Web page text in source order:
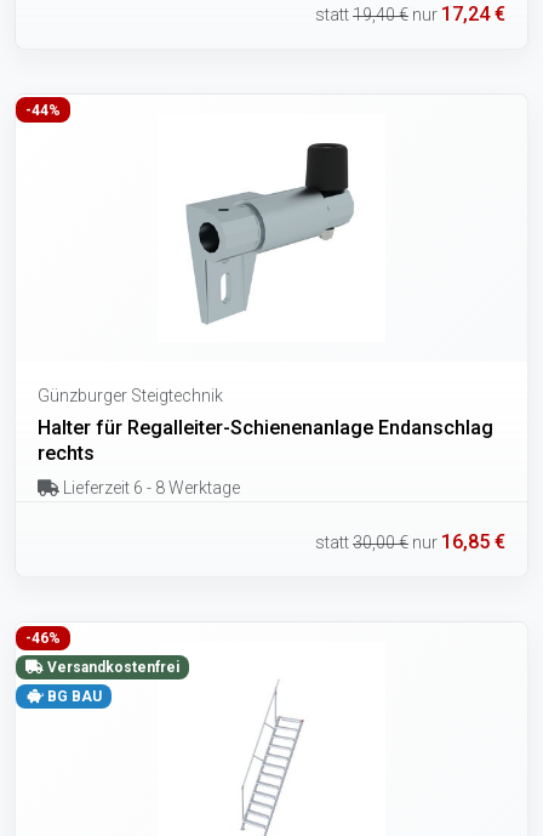
statt19,40 € nur 17,24 €
-44%
Günzburger Steigtechnik
Halter für Regalleiter-Schienenanlage Endanschlag
rechts
Lieferzeit 6 - 8 Werktage
statt30,00 € nur 16,85 €
-46%
Versandkostenfrei
BG BAU